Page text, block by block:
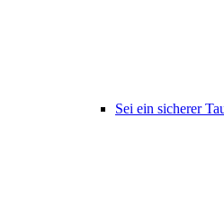
Sei ein sicherer